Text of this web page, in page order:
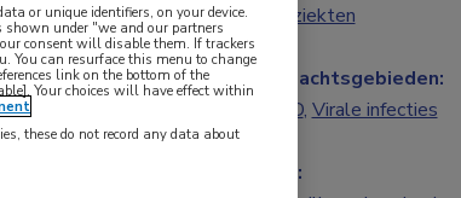
Longziekten
Aandachtsgebieden:
COPD, Virale infecties
Tags:
or unique identifiers, on your device.
shown under "we and our partners
consent will disable them. If trackers
You can resurface this menu to change
link on the bottom of the
Your choices will have effect within
these do not record any data about